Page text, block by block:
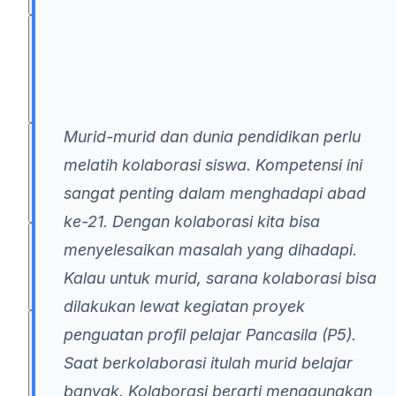
Murid-murid dan dunia pendidikan perlu
melatih kolaborasi siswa. Kompetensi ini
sangat penting dalam menghadapi abad
ke-21. Dengan kolaborasi kita bisa
menyelesaikan masalah yang dihadapi.
Kalau untuk murid, sarana kolaborasi bisa
dilakukan lewat kegiatan proyek
penguatan profil pelajar Pancasila (P5).
Saat berkolaborasi itulah murid belajar
banyak. Kolaborasi berarti menggunakan
PRODUK
MITRA
EKSPLOR